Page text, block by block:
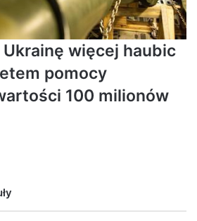
Ukrainę więcej haubic
pomocy
100 milionów